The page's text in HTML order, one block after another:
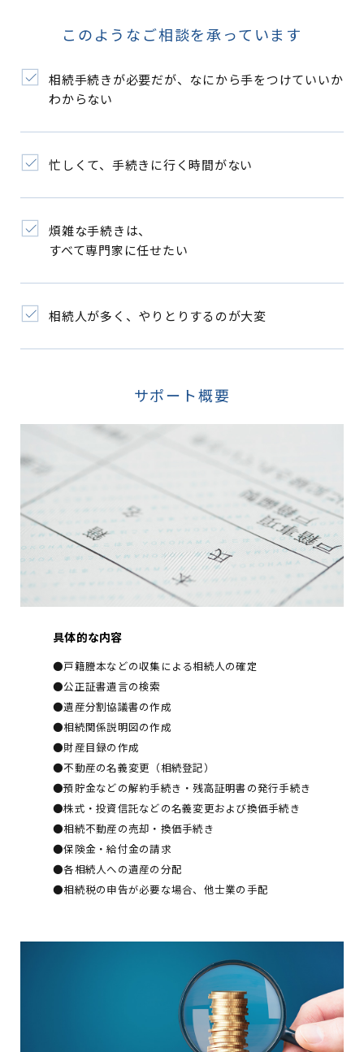
このようなご相談を承っています
相続手続きが必要だが、なにから手をつけていいか
わからない
忙しくて、手続きに行く時間がない
煩雑な手続きは、
すべて専門家に任せたい
相続人が多く、やりとりするのが大変
サポート概要
具体的な内容
●戸籍謄本などの収集による相続人の確定
●公正証書遺言の検索
●遺産分割協議書の作成
●相続関係説明図の作成
●財産目録の作成
●不動産の名義変更（相続登記）
●預貯金などの解約手続き・残高証明書の発行手続き
●株式・投資信託などの名義変更および換価手続き
●相続不動産の売却・換価手続き
●保険金・給付金の請求
●各相続人への遺産の分配
●相続税の申告が必要な場合、他士業の手配